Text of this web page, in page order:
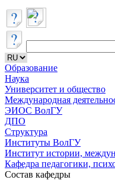
Образование
Наука
Университет и общество
Международная
ЭИОС ВолГУ
ДПО
Структура
Институты ВолГУ
Институт истории,
Кафедра педагогики,
Состав кафедры